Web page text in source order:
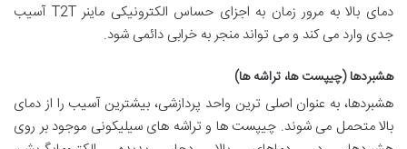
دمای بالا به مرور زمان به اجزای حساس الکترونیکی ماینر T2T آسیب
جدی وارد می کند و می تواند منجر به خرابی دائمی شود.
هشبردها (چیپست ها، تراشه ها)
هشبردها، به عنوان اصلی ترین واحد پردازشی، بیشترین آسیب را از دمای
بالا متحمل می شوند. چیپست ها و تراشه های سیلیکونی موجود بر روی